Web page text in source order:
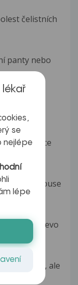
čelistních
panty nebo
taková
dva měsíce
panty v puse
v levo
při doteku , ale
se
nejlépe
lépe